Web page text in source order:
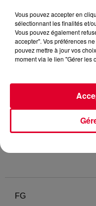
FG
Vous pouvez accepter en
sélectionnant les finalités et/
Vous pouvez également
accepter". Vos préférences
pouvez mettre à jour vos
moment via le lien "Gérer les